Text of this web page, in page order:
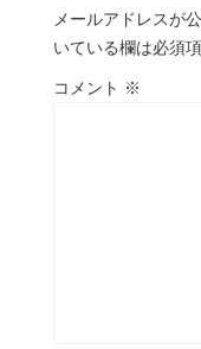
メールアドレスが
いている欄は必須
コメント ※